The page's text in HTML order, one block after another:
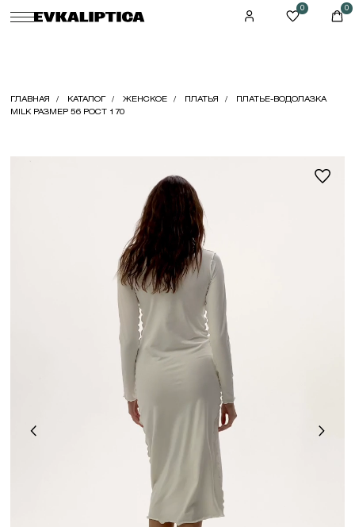
0 0
ГЛАВНАЯ КАТАЛОГ ЖЕНСКОЕ ПЛАТЬЯ
ПЛАТЬЕ-ВОДОЛАЗКА
MILK РАЗМЕР 56 РОСТ 170